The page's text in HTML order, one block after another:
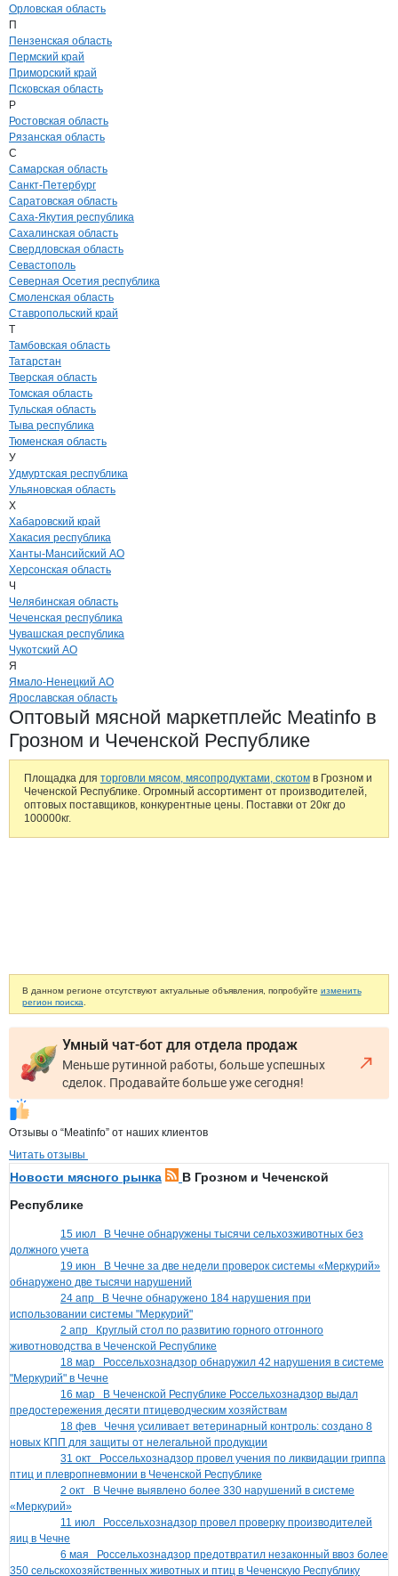
Орловская область
П
Пензенская область
Пермский край
Приморский край
Псковская область
Р
Ростовская область
Рязанская область
С
Самарская область
Санкт-Петербург
Саратовская область
Саха-Якутия республика
Сахалинская область
Свердловская область
Севастополь
Северная Осетия республика
Смоленская область
Ставропольский край
Т
Тамбовская область
Татарстан
Тверская область
Томская область
Тульская область
Тыва республика
Тюменская область
У
Удмуртская республика
Ульяновская область
Х
Хабаровский край
Хакасия республика
Ханты-Мансийский АО
Херсонская область
Ч
Челябинская область
Чеченская республика
Чувашская республика
Чукотский АО
Я
Ямало-Ненецкий АО
Ярославская область
Оптовый мясной маркетплейс Meatinfo в
Грозном и Чеченской Республике
Площадка для торговли мясом, мясопродуктами, скотомв Грозном и
Чеченской Республике. Огромный ассортимент от производителей,
оптовых поставщиков, конкурентные цены. Поставки от 20кг до
100000кг.
В данном регионе отсутствуют актуальные объявления, попробуйте изменить
регион поиска
Умный чат-бот для отдела продаж
Меньше рутинной работы, больше успешных
сделок. Продавайте больше уже сегодня!
Отзывы о “Meatinfo” от наших клиентов
Читать отзывы
Новости мясного рынка
В Грозном и Чеченской
Республике
15 июл В Чечне обнаружены тысячи сельхозживотных без
должного учета
19 июн В Чечне за две недели проверок системы «Меркурий»
обнаружено две тысячи нарушений
24 апр В Чечне обнаружено 184 нарушения при
использовании системы "Меркурий"
2 апр Круглый стол по развитию горного отгонного
животноводства в Чеченской Республике
18 мар Россельхознадзор обнаружил 42 нарушения в системе
"Меркурий" в Чечне
16 мар В Чеченской Республике Россельхознадзор выдал
предостережения десяти птицеводческим хозяйствам
18 фев Чечня усиливает ветеринарный контроль: создано 8
новых КПП для защиты от нелегальной продукции
31 окт Россельхознадзор провел учения по ликвидации гриппа
птиц и плевропневмонии в Чеченской Республике
2 окт В Чечне выявлено более 330 нарушений в системе
«Меркурий»
11 июл Россельхознадзор провел проверку производителей
яиц в Чечне
6 мая Россельхознадзор предотвратил незаконный ввоз более
350 сельскохозяйственных животных и птиц в Чеченскую Республику